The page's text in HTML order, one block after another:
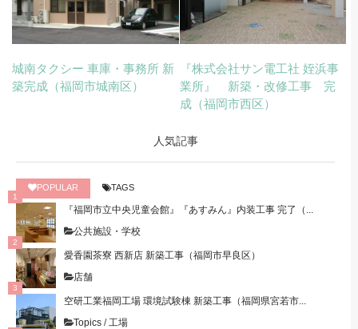
城南タクシー 車庫・事務所 新
築完成（福岡市城南区）
『株式会社サン電工社 姪浜事
業所』 新築・改修工事 完
成（福岡市西区）
人気記事
POPULAR TAGS
『福岡市立中央児童会館』『あすみん』内装工事 完了（...
公共施設・学校
愛香園茶寮 西新店 新築工事（福岡市早良区）
店舗
空研工業福岡工場 環境試験棟 新築工事（福岡県宮若市...
Topics / 工場